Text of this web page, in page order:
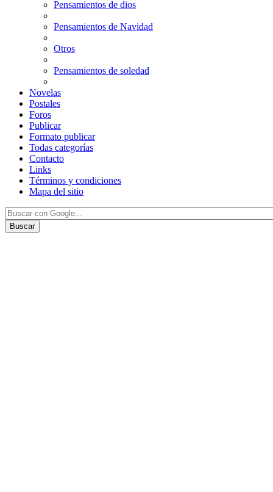
Pensamientos de dios
Pensamientos de Navidad
Otros
Pensamientos de soledad
Novelas
Postales
Foros
Publicar
Formato publicar
Todas categorías
Contacto
Links
Términos y condiciones
Mapa del sitio
Buscar